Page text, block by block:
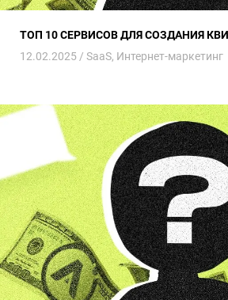
ТОП 10 СЕРВИСОВ ДЛЯ СОЗДАНИЯ
12.02.2025 / SaaS, Интернет-маркетинг
Конструктор квизов – что это и как